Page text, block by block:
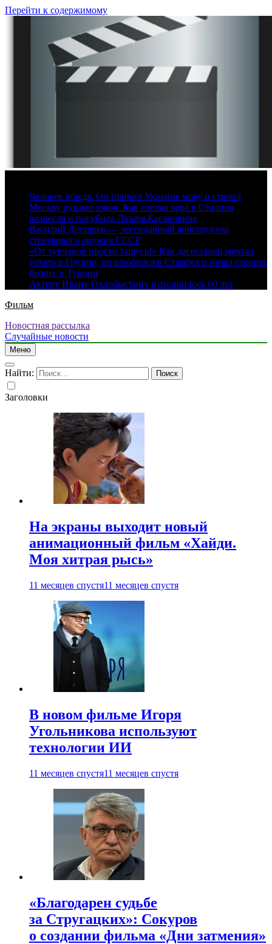
Перейти к содержимому
Человек вождя. Он привил Украине мову и строил
Москву руками зэков. Как слепая вера в Сталина
вознесла и погубила Лазаря Кагановича
Василий Дегтярев — легендарный конструктор
стрелкового оружия СССР
«От турчанок просто тащусь!» Как дагестанец мечтал
уехать в Грузию, но влюбился в Стамбул и начал строить
бизнес в Турции
Актеру Ивану Охлобыстину исполнилось 60 лет
Фильм
Новостная рассылка
Случайные новости
Меню
Найти:
Заголовки
На экраны выходит новый
анимационный фильм «Хайди.
Моя хитрая рысь»
11 месяцев спустя11 месяцев спустя
В новом фильме Игоря
Угольникова используют
технологии ИИ
11 месяцев спустя11 месяцев спустя
«Благодарен судьбе
за Стругацких»: Сокуров
о создании фильма «Дни затмения»